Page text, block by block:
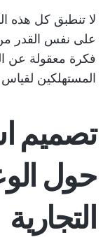
لا تنطبق كل هذه
على نفس القدر من
فكرة معقولة عن
المستهلكين
تصميم
حول
التجارية